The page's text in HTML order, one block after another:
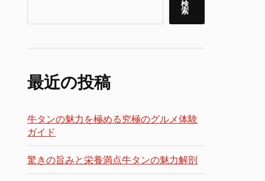
検
索
最近の投稿
牛タンの魅力を極める究極のグルメ体験
ガイド
驚きの旨みと栄養満点牛タンの魅力解剖